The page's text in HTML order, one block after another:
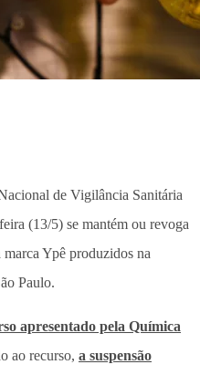
de Vigilância Sanitária
(13/5) se mantém ou revoga
marca Ypê produzidos na
Paulo.
apresentado pela Química
ao recurso, a suspensão